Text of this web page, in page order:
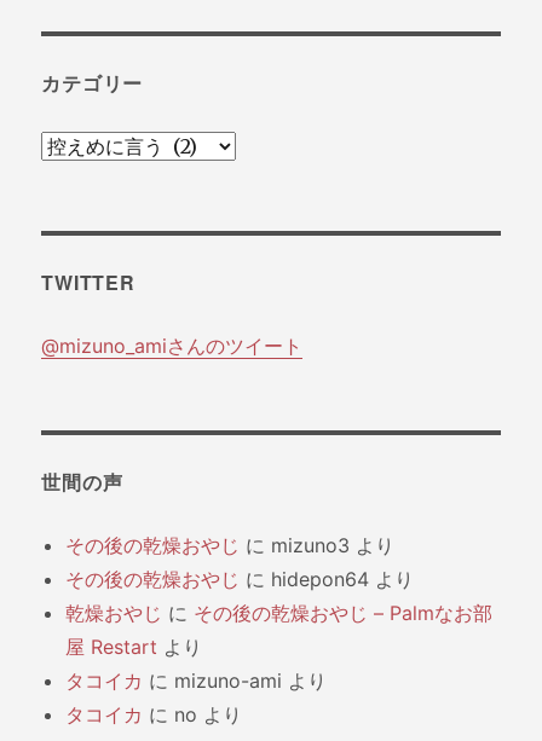
カテゴリー
カ
ー
TWITTER
@mizuno_amiさんのツイート
世間の声
その後の乾燥おやじ に mizuno3 より
その後の乾燥おやじ に hidepon64 より
乾燥おやじ に その後の乾燥おやじ – Palmなお部
屋 Restart より
タコイカ に mizuno-ami より
タコイカ に no より